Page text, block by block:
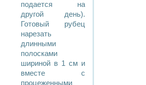
подается на
другой день).
Готовый рубец
нарезать
длинными
полосками
шириной в 1 см и
вместе с
процеженными